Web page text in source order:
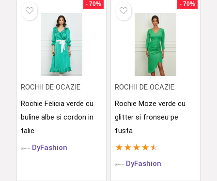
320 lei.
490 lei.
- 70%
ROCHII DE OCAZIE
Rochie Felicia verde cu
buline albe si cordon in
talie
DyFashion
- 70%
ROCHII DE OCAZIE
Rochie Moze verde cu
glitter si fronseu pe
fusta
★ ★ ★ ★ ★
DyFashion